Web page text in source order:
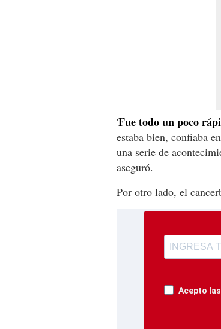
'Fue todo un poco
estaba bien, confiaba
una serie de
aseguró.
Por otro lado, el
Acepto